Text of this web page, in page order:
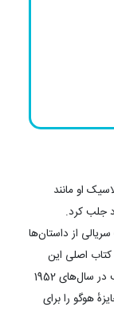
او مانند
جلب کرد.
از داستان‌ها
منتشر شد. دو کتاب اصلی این
» به ترتیب در سال‌های 1952
هوگو را برای